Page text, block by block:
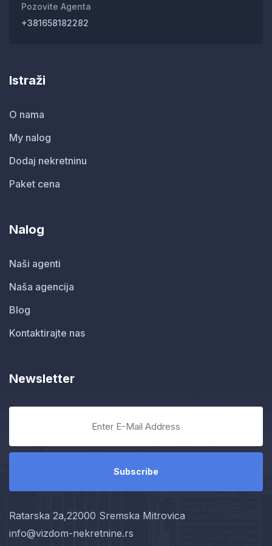
Pozovite Agenta
+381658182282
Istraži
O nama
My nalog
Dodaj nekretninu
Paket cena
Nalog
Naši agenti
Naša agencija
Blog
Kontaktirajte nas
Newsletter
Ratarska 2a,22000 Sremska Mitrovica
info@vizdom-nekretnine.rs